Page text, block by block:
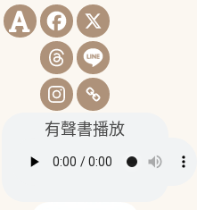
有聲書播放